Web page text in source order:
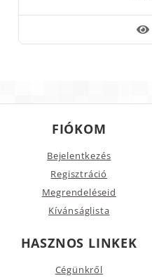
FIÓKOM
Bejelentkezés
Regisztráció
Megrendeléseid
Kívánságlista
HASZNOS LINKEK
Cégünkről